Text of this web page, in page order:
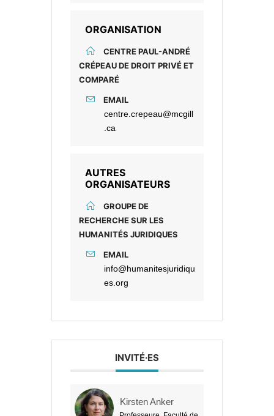
ORGANISATION
CENTRE PAUL-ANDRÉ
CRÉPEAU DE DROIT PRIVÉ ET
COMPARÉ
EMAIL
centre.crepeau@mcgill
.ca
AUTRES
ORGANISATEURS
GROUPE DE
RECHERCHE SUR LES
HUMANITÉS JURIDIQUES
EMAIL
info@humanitesjuridiqu
es.org
INVITÉ·ES
Kirsten Anker